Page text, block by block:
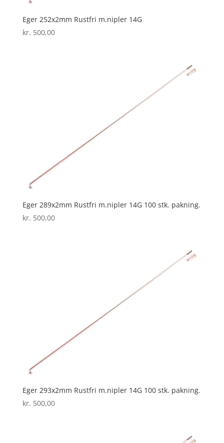
Eger 252x2mm Rustfri m.nipler 14G
kr. 500,00
Eger 289x2mm Rustfri m.nipler 14G 100 stk. pakning.
kr. 500,00
Eger 293x2mm Rustfri m.nipler 14G 100 stk. pakning.
kr. 500,00